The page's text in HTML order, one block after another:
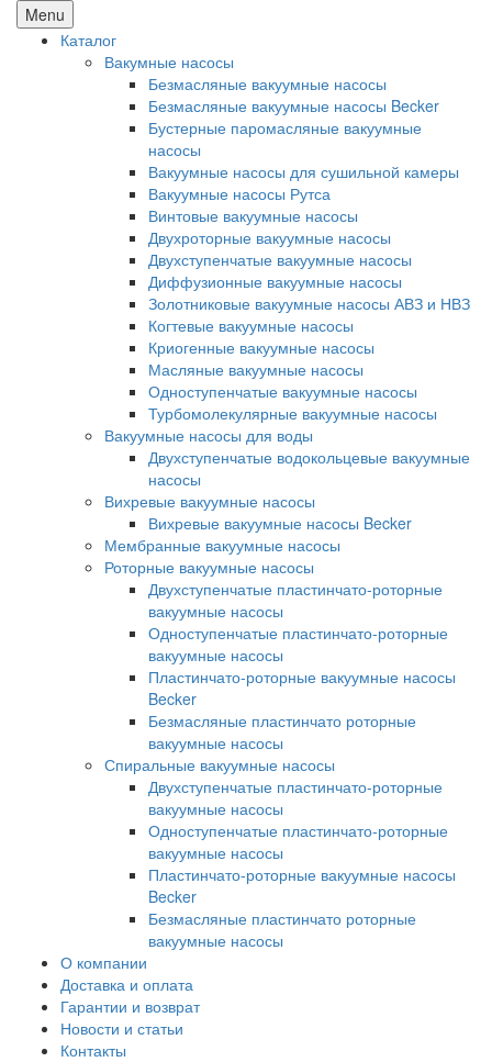
Menu
Каталог
Вакумные насосы
Безмасляные вакуумные насосы
Безмасляные вакуумные насосы Becker
Бустерные паромасляные вакуумные
насосы
Вакуумные насосы для сушильной камеры
Вакуумные насосы Рутса
Винтовые вакуумные насосы
Двухроторные вакуумные насосы
Двухступенчатые вакуумные насосы
Диффузионные вакуумные насосы
Золотниковые вакуумные насосы АВЗ и НВЗ
Когтевые вакуумные насосы
Криогенные вакуумные насосы
Масляные вакуумные насосы
Одноступенчатые вакуумные насосы
Турбомолекулярные вакуумные насосы
Вакуумные насосы для воды
Двухступенчатые водокольцевые вакуумные
насосы
Вихревые вакуумные насосы
Вихревые вакуумные насосы Becker
Мембранные вакуумные насосы
Роторные вакуумные насосы
Двухступенчатые пластинчато-роторные
вакуумные насосы
Одноступенчатые пластинчато-роторные
вакуумные насосы
Пластинчато-роторные вакуумные насосы
Becker
Безмасляные пластинчато роторные
вакуумные насосы
Спиральные вакуумные насосы
Двухступенчатые пластинчато-роторные
вакуумные насосы
Одноступенчатые пластинчато-роторные
вакуумные насосы
Пластинчато-роторные вакуумные насосы
Becker
Безмасляные пластинчато роторные
вакуумные насосы
О компании
Доставка и оплата
Гарантии и возврат
Новости и статьи
Контакты